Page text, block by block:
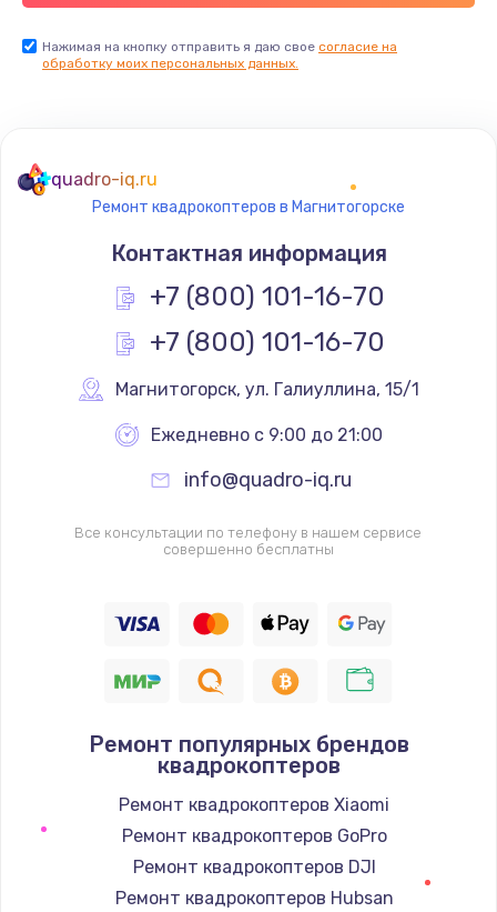
Заказать
Замена термостата
1200 руб.
Заказать
Замена реле
Замена термопредохранителя
700 руб.
Заказать
2500 руб.
1400 руб.
Заказать
Замена / ремонт электронного модуля
Нажимая на кнопку отправить я даю свое согласие на
обработку моих персональных данных.
quadro-iq.ru
Ремонт квадрокоптеров в Магнитогорске
Контактная информация
+7 (800) 101-16-70
+7 (800) 101-16-70
Магнитогорск, ул. Галиуллина, 15/1
Ежедневно с 9:00 до 21:00
info@quadro-iq.ru
Все консультации по телефону в нашем сервисе
совершенно бесплатны
Ремонт популярных брендов
квадрокоптеров
Ремонт квадрокоптеров Xiaomi
Ремонт квадрокоптеров GoPro
Ремонт квадрокоптеров DJI
Ремонт квадрокоптеров Hubsan